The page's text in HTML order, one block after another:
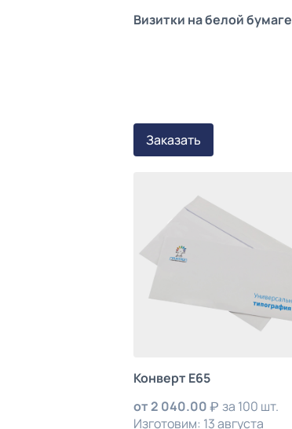
Визитки на белой бумаге
Заказать
Конверт Е65
от2 040.00
за 100 шт.
Изготовим: 13 августа